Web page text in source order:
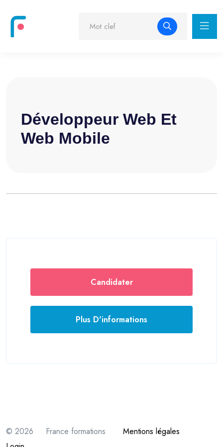
Développeur Web Et
Web Mobile
Candidater
Plus D'informations
© 2026 France formations Mentions légales